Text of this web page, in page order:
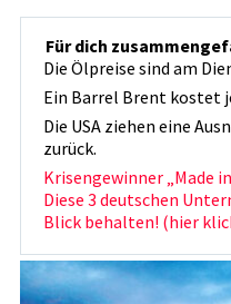
Für dich
Die Ölpreise sind am
Ein Barrel Brent kostet
Die USA ziehen eine
zurück.
Krisengewinner „Made
Diese 3 deutschen
Blick behalten! (hier